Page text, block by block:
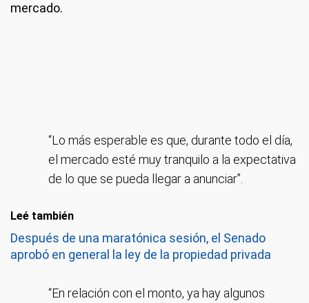
mercado.
“Lo más esperable es que, durante todo el día,
el mercado esté muy tranquilo a la expectativa
de lo que se pueda llegar a anunciar”.
Leé también
Después de una maratónica sesión, el Senado
aprobó en general la ley de la propiedad privada
“En relación con el monto, ya hay algunos